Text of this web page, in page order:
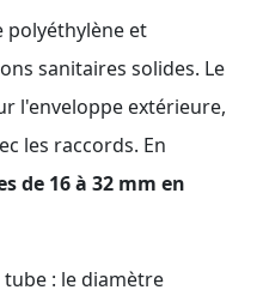
polyéthylène et
sanitaires solides. Le
l'enveloppe extérieure,
les raccords. En
de 16 à 32 mm en
: le diamètre